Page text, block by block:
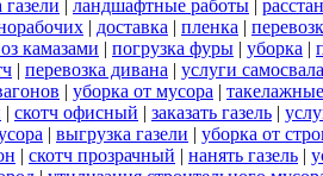
газели | ландшафтные работы |
| доставка | пленка |
камазами | погрузка фуры | уборка |
| перевозка дивана | услуги самосвала
| уборка от мусора |
| скотч офисный | заказать газель |
| выгрузка газели | уборка от
| скотч прозрачный | нанять газель |